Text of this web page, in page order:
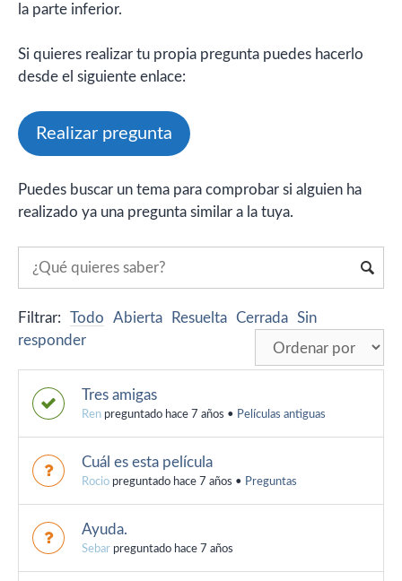
la parte inferior.
Si quieres realizar tu propia pregunta puedes hacerlo
desde el siguiente enlace:
Realizar pregunta
Puedes buscar un tema para comprobar si alguien ha
realizado ya una pregunta similar a la tuya.
Filtrar: Todo Abierta Resuelta Cerrada Sin
responder
Tres amigas
Ren preguntado hace 7 años • Películas antiguas
Cuál es esta película
Rocio preguntado hace 7 años • Preguntas
Ayuda.
Sebar preguntado hace 7 años